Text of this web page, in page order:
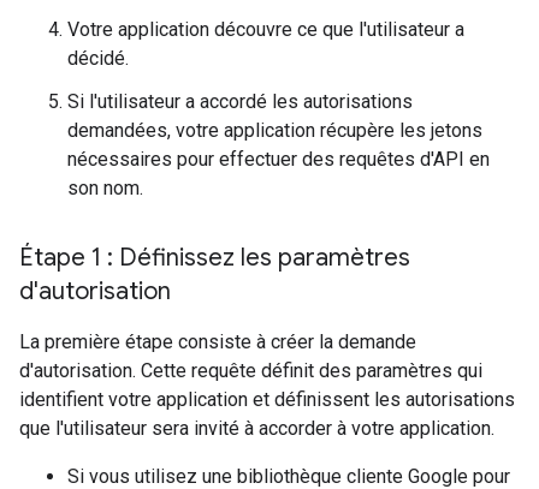
Votre application découvre ce que l'utilisateur a
décidé.
Si l'utilisateur a accordé les autorisations
demandées, votre application récupère les jetons
nécessaires pour effectuer des requêtes d'API en
son nom.
Étape 1 : Définissez les paramètres
d'autorisation
La première étape consiste à créer la demande
d'autorisation. Cette requête définit des paramètres qui
identifient votre application et définissent les autorisations
que l'utilisateur sera invité à accorder à votre application.
Si vous utilisez une bibliothèque cliente Google pour